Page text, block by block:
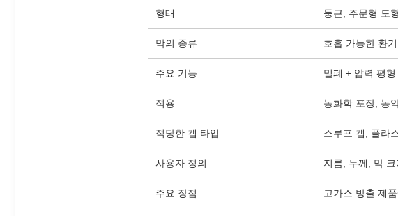
형태 둥근, 주문형 도형
막의 종류 호흡 가능한 환
주요 기능 밀폐 + 압력 평형
적용 농화학 포장, 농
적당한 캡 타입 스루프 캡, 플라
사용자 정의 지름, 두께, 막
주요 장점 고가스 방출 제